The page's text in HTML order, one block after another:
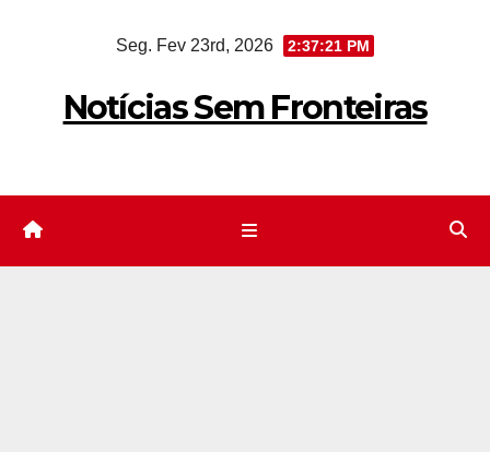
Seg. Fev 23rd, 2026 2:37:22 PM
Notícias Sem Fronteiras